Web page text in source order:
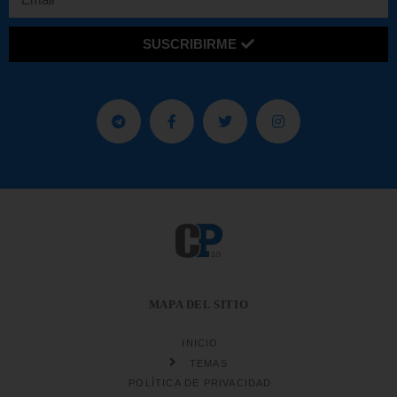
SUSCRIBIRME
MAPA DEL SITIO
INICIO
TEMAS
POLÍTICA DE PRIVACIDAD